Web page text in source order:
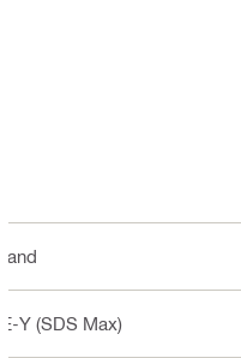
Wand
TE-Y (SDS Max)